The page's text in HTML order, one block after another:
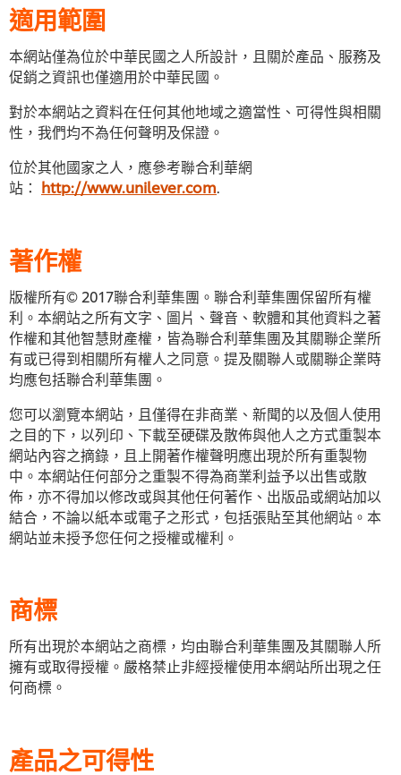
適用範圍
本網站僅為位於中華民國之人所設計，且關於產品、服務及
促銷之資訊也僅適用於中華民國。
對於本網站之資料在任何其他地域之適當性、可得性與相關
性，我們均不為任何聲明及保證。
位於其他國家之人，應參考聯合利華網
站： http://www.unilever.com.
著作權
版權所有© 2017聯合利華集團。聯合利華集團保留所有權
利。本網站之所有文字、圖片、聲音、軟體和其他資料之著
作權和其他智慧財產權，皆為聯合利華集團及其關聯企業所
有或已得到相關所有權人之同意。提及關聯人或關聯企業時
均應包括聯合利華集團。
您可以瀏覽本網站，且僅得在非商業、新聞的以及個人使用
之目的下，以列印、下載至硬碟及散佈與他人之方式重製本
網站內容之摘錄，且上開著作權聲明應出現於所有重製物
中。本網站任何部分之重製不得為商業利益予以出售或散
佈，亦不得加以修改或與其他任何著作、出版品或網站加以
結合，不論以紙本或電子之形式，包括張貼至其他網站。本
網站並未授予您任何之授權或權利。
商標
所有出現於本網站之商標，均由聯合利華集團及其關聯人所
擁有或取得授權。嚴格禁止非經授權使用本網站所出現之任
何商標。
產品之可得性